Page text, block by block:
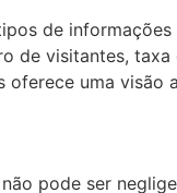
de
de visitantes,
uma
pode ser